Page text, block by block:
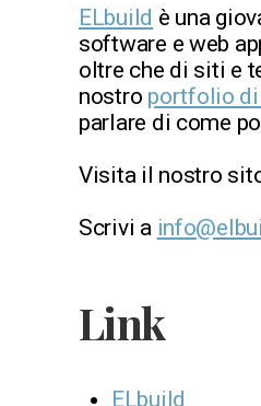
ELbuild è una
software e web
oltre che di siti e
nostro portfolio
parlare di come
Visita il nostro
Scrivi a
Link
ELbuild